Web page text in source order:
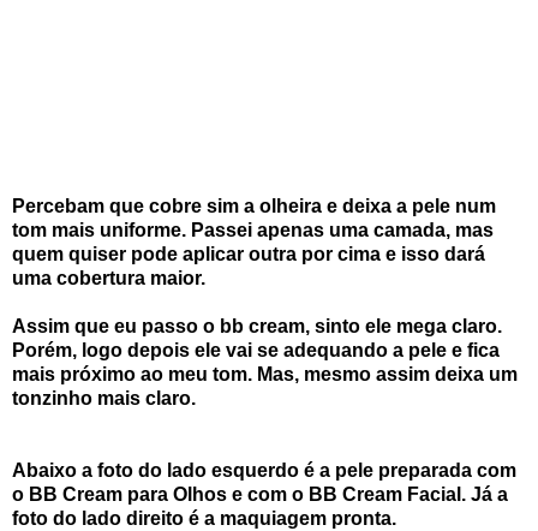
Percebam que cobre sim a olheira e deixa a pele num
tom mais uniforme. Passei apenas uma camada, mas
quem quiser pode aplicar outra por cima e isso dará
uma cobertura maior.
Assim que eu passo o bb cream, sinto ele mega claro.
Porém, logo depois ele vai se adequando a pele e fica
mais próximo ao meu tom. Mas, mesmo assim deixa um
tonzinho mais claro.
Abaixo a foto do lado esquerdo é a pele preparada com
o BB Cream para Olhos e com o BB Cream Facial. Já a
foto do lado direito é a maquiagem pronta.